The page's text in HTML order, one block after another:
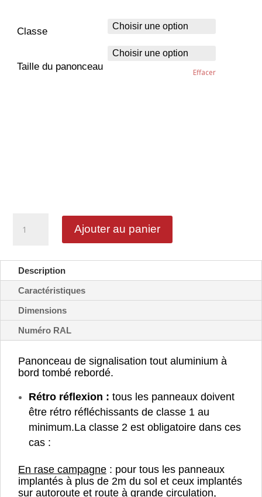
Classe
Taille du panonceau
Effacer
de
M1
Ajouter au panier
Description
Caractéristiques
Dimensions
Numéro RAL
Panonceau de signalisation tout aluminium à
bord tombé rebordé.
Rétro réflexion : tous les panneaux doivent
être rétro réfléchissants de classe 1 au
minimum.La classe 2 est obligatoire dans ces
cas :
En rase campagne : pour tous les panneaux
implantés à plus de 2m du sol et ceux implantés
sur autoroute et route à grande circulation,